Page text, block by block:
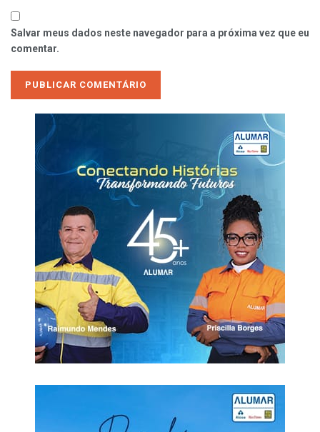
Salvar meus dados neste navegador para a próxima vez que eu
comentar.